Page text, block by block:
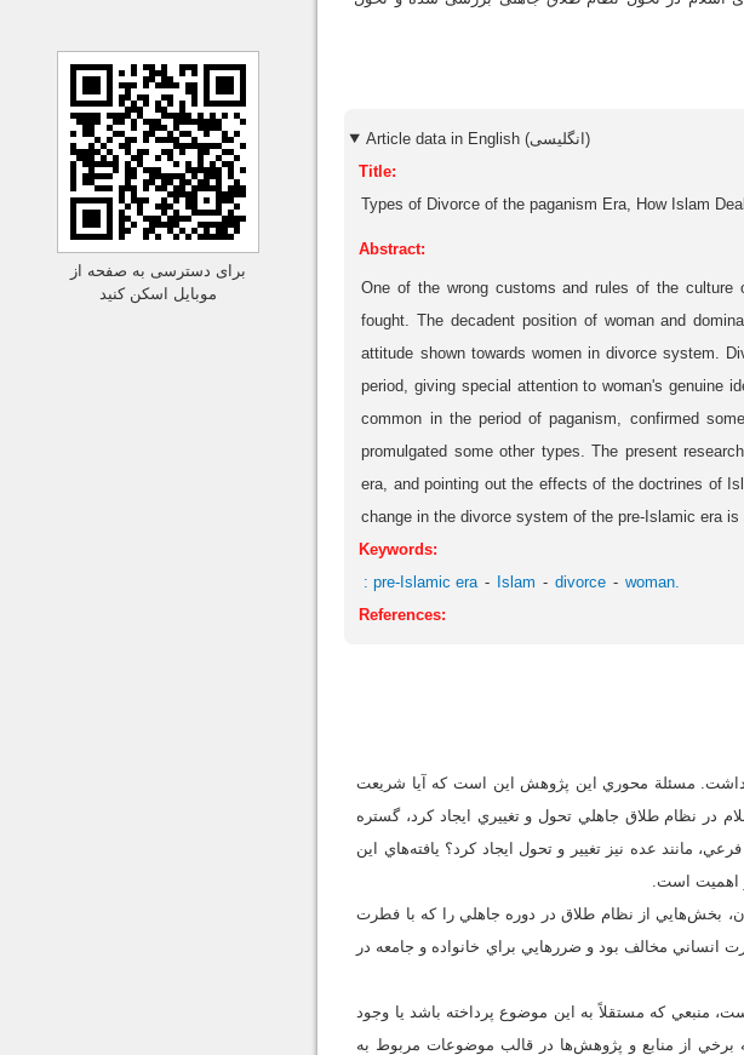
Article data in English (انگلیسی)
Title:
Types of Divorce of the paganism Era, How Islam
Abstract:
One of the wrong customs and rules of the
fought. The decadent position of woman and
attitude shown towards women in divorce system.
period, giving special attention to woman's genuine
common in the period of paganism, confirmed
promulgated some other types. The present
era, and pointing out the effects of the doctrines of
change in the divorce system of the pre-Islamic era
Keywords:
: pre-Islamic era
Islam divorce
woman.
References:
مسئلة محوري اين پژوهش اين است كه آيا شريعت
در نظام طلاق جاهلي تحول و تغييري ايجاد كرد، گستره
مانند عده نيز تغيير و تحول ايجاد كرد؟ يافته‌هاي اين
اهميت است.
بخش‌هايي از نظام طلاق در دوره جاهلي را كه با فطرت
انساني مخالف بود و ضررهايي براي خانواده و جامعه در
منبعي كه مستقلاً به اين موضوع پرداخته باشد يا وجود
برخي از منابع و پژوهش‌ها در قالب موضوعات مربوط به
برای دسترسی به صفحه از
موبایل اسکن کنید